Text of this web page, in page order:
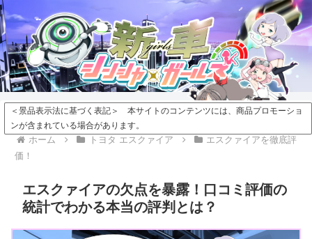
＜景品表示法に基づく表記＞ 本サイトのコンテンツには、商品プロモーショ
ンが含まれている場合があります。
ホーム トヨタ エスクァイア
エスクァイアを徹底評
価！
エスクァイアの欠点を暴露！口コミ評価の
統計でわかる本当の評判とは？